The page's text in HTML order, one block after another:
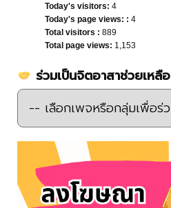
Today's visitors: 4
Today's page views: : 4
Total visitors : 889
Total page views: 1,153
ร่วมเป็นจิตอาสาช่วยเหลือ